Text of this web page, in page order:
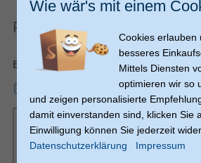
Akku
Akku-/Batteriekapazität
Eingabegerät
Gaming-Control
Gamingplattformen unterstützt Nintendo Switch
Gaming-Control Technologie Analog
Reflex vibration
Produkt-PDF
Bedienungsanleitung
Wie wär's mit einem
Cookies erlauben
besseres
Mittels Diensten
optimieren wir so
und zeigen personalisierte
damit einverstanden sind, klicken Sie
Einwilligung können Sie jederzeit
Datenschutzerklärung
Impressum